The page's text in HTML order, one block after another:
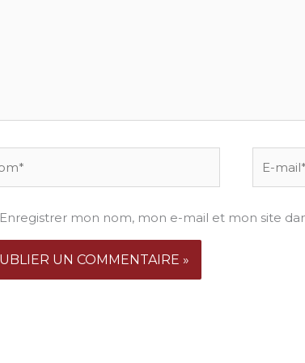
mail*
Enregistrer mon nom, mon e-mail et mon site